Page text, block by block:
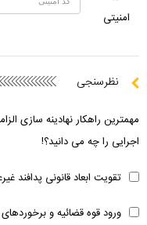
امنیتی
نظرسنجی
مهمترین راهکار نهادینه سازی
اجرایی را چه می دانید؟!
تقویت ابعاد قانونی پدافند
ورود قوه قضائیه و